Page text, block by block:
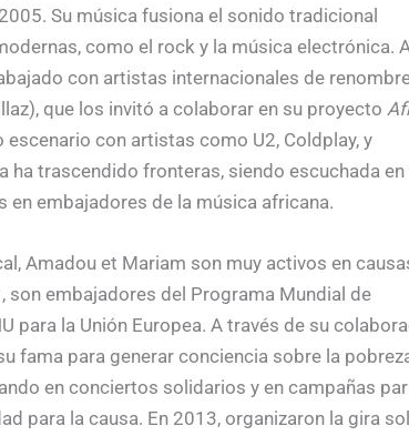
Su música fusiona el sonido tradicional
como el rock y la música electrónica.
con artistas internacionales de
que los invitó a colaborar en su proyecto
escenario con artistas como U2, Coldplay, y
ha trascendido fronteras, siendo escuchada
en embajadores de la música africana.
Amadou et Mariam son muy activos en
son embajadores del Programa Mundial de
para la Unión Europea. A través de su
fama para generar conciencia sobre la
en conciertos solidarios y en campañas
para la causa. En 2013, organizaron la gira